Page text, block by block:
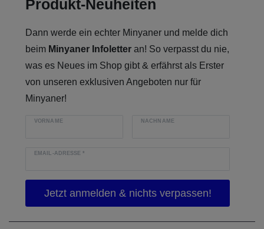
Produkt-Neuheiten
Dann werde ein echter Minyaner und melde dich
beim Minyaner Infoletter an! So verpasst du nie,
was es Neues im Shop gibt & erfährst als Erster
von unseren exklusiven Angeboten nur für
Minyaner!
VORNAME NACHNAME
EMAIL-ADRESSE*